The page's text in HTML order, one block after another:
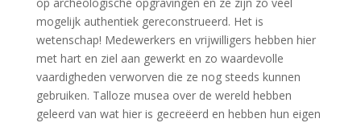
Hij werkte als prehistorisch bouwmeester bij Archeon,
als assistent bouwmeester bij diverse houten
scheepbouwprojecten (van prehistorie tot 18de eeuw)
en was hoofd-bouw bij de Bataviawerf.
Voor meer informatie en aanmelden voor de lezing:
Terugblik op de bouw van de prehistorie van Archeon –